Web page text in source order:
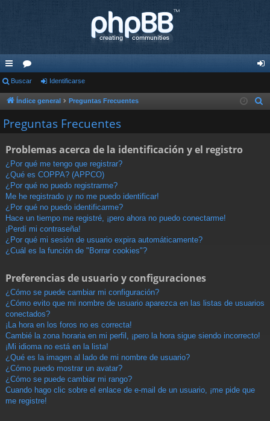
nl
ac
es
pi
do
s
or
os nti
Buscar Identificarse
Índice general Preguntas Frecuentes
Preguntas Frecuentes
Problemas acerca de la identificación y el registro
¿Por qué me tengo que registrar?
¿Qué es COPPA? (APPCO)
¿Por qué no puedo registrarme?
Me he registrado ¡y no me puedo identificar!
¿Por qué no puedo identificarme?
Hace un tiempo me registré, ¡pero ahora no puedo conectarme!
¡Perdí mi contraseña!
¿Por qué mi sesión de usuario expira automáticamente?
¿Cuál es la función de "Borrar cookies"?
Preferencias de usuario y configuraciones
¿Cómo se puede cambiar mi configuración?
¿Cómo evito que mi nombre de usuario aparezca en las listas de usuarios
conectados?
¡La hora en los foros no es correcta!
Cambié la zona horaria en mi perfil, ¡pero la hora sigue siendo incorrecto!
¡Mi idioma no está en la lista!
¿Qué es la imagen al lado de mi nombre de usuario?
¿Cómo puedo mostrar un avatar?
¿Cómo se puede cambiar mi rango?
Cuando hago clic sobre el enlace de e-mail de un usuario, ¡me pide que
me registre!